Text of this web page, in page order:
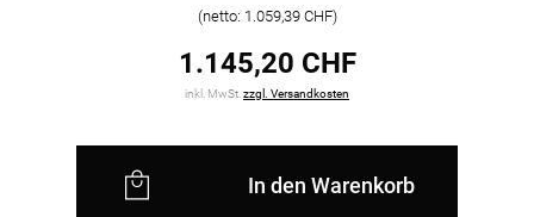
Sicherheit
Abhängeset mit 3 Meter langen
Metallkabeln
diese problemlos durch handelsübliche
(netto: 1.059,39 CHF)
1.145,20 CHF
inkl. MwSt.zzgl. Versandkosten
In den Warenkorb